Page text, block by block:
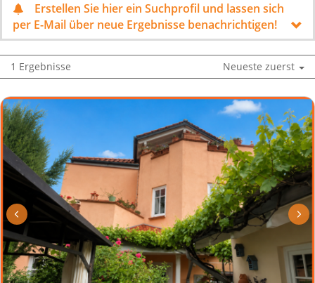
Erstellen Sie hier ein Suchprofil und lassen sich
per E-Mail über neue Ergebnisse benachrichtigen!
1 Ergebnisse Neueste zuerst